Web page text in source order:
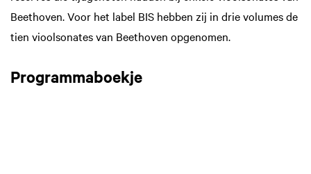
Beethoven. Voor het label BIS hebben zij in drie volumes de
tien vioolsonates van Beethoven opgenomen.
Programmaboekje
in